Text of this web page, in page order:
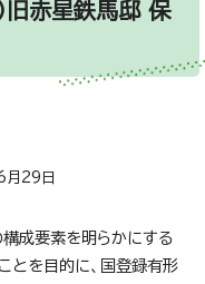
旧赤星鉄馬邸 保
29日
成要素を明らかにする
とを目的に、国登録有形